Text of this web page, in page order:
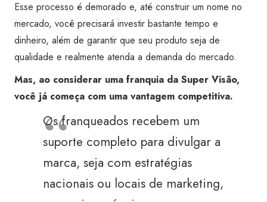
Esse processo é demorado e, até construir um nome no
mercado, você precisará investir bastante tempo e
dinheiro, além de garantir que seu produto seja de
qualidade e realmente atenda a demanda do mercado.
Mas, ao considerar uma franquia da Super Visão,
você já começa com uma vantagem competitiva.
Os franqueados recebem um
suporte completo para divulgar a
marca, seja com estratégias
nacionais ou locais de marketing,